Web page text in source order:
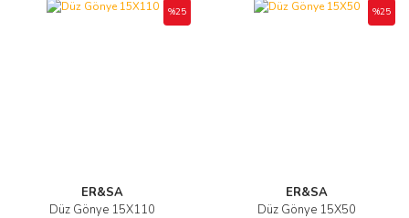
ER&SA
Düz Gönye 15X110
%25
ER&SA
Düz Gönye 15X50
%25